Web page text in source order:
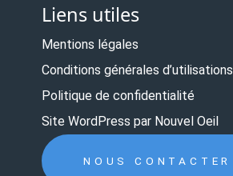
Liens utiles
Mentions légales
Conditions générales d’utilisations
Politique de confidentialité
Site WordPress par Nouvel Oeil
NOUS CONTACTER